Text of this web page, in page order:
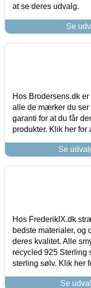
at se deres udvalg.
Se
Hos Brodersens.dk
alle de mærker du ser
garanti for at du får
produkter. Klik her for
Se
Hos FrederikIX.dk
bedste materialer, og
deres kvalitet. Alle
recycled 925 Sterling
sterling sølv. Klik her
Se